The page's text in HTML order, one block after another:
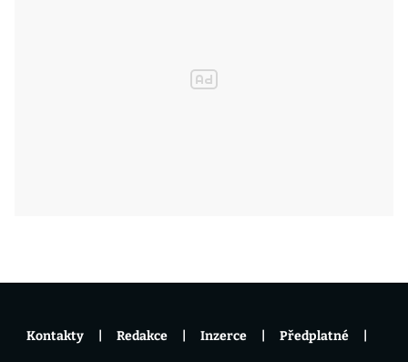
Kontakty Redakce Inzerce Předplatné